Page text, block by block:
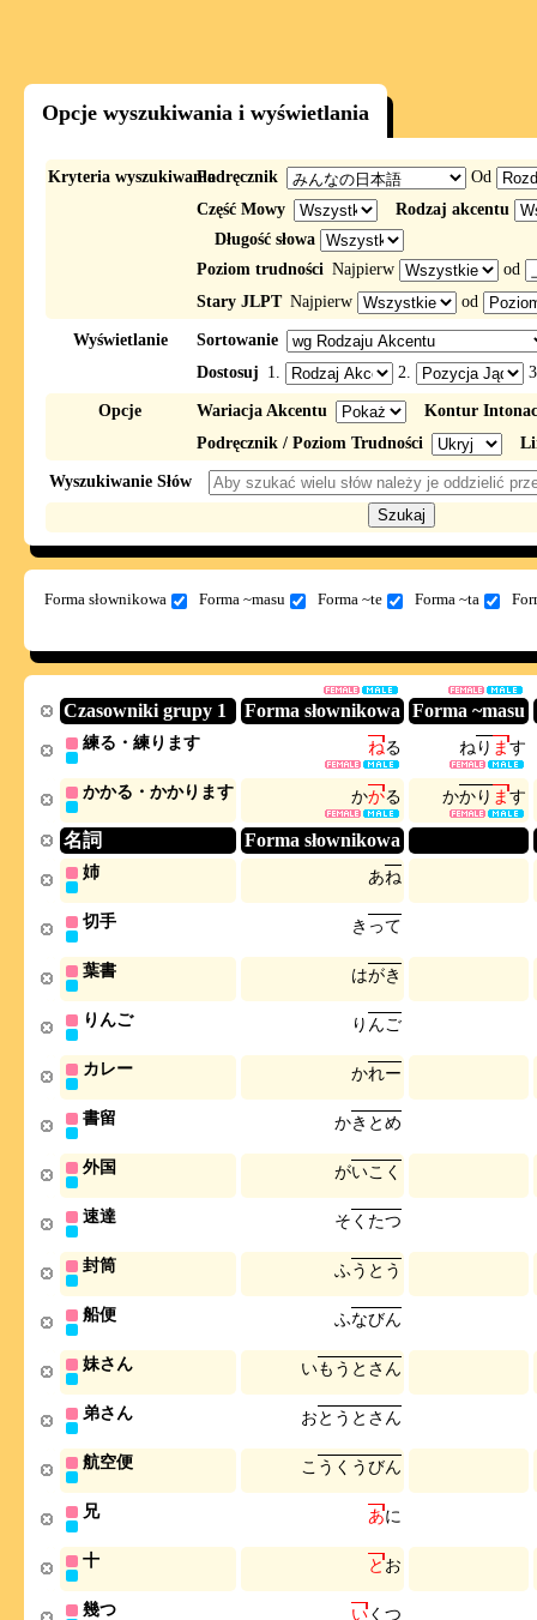
Opcje wyszukiwania i wyświetlania
Kryteria wyszukiwaniaPodręcznik
Od
Część Mowy
Rodzaj akcentu
Długość słowa
Poziom trudności Najpierw
od
Stary JLPT Najpierw od
Wyświetlanie
Sortowanie
Dostosuj 1. 2.
Opcje Wariacja Akcentu
Kontur
Podręcznik / Poziom Trudności
Wyszukiwanie Słów
Forma słownikowa Forma ~masu Forma ~te Forma ~ta
Czasowniki grupy 1 Forma słownikowa Forma ~masu
練る・練ります ねる ね り ます
かかる・かかります かかる かかり ます
名詞 Forma słownikowa
姉 あね
切手 き って
葉書 はがき
りんご り んご
カレー かれー
書留 かき とめ
外国 がいこ く
速達 そ く たつ
封筒 ふう と う
船便 ふなびん
妹さん いも う と さ ん
弟さん おと う と さ ん
航空便 こ う く うびん
兄 あに
十 とお
幾つ いく つ